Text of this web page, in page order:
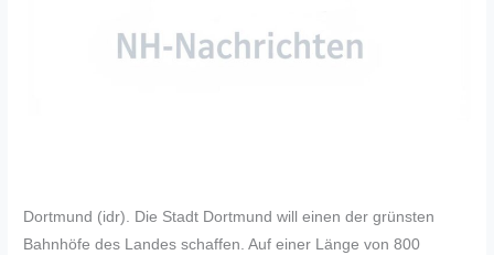
Dortmund (idr). Die Stadt Dortmund will einen der grünsten
Bahnhöfe des Landes schaffen. Auf einer Länge von 800